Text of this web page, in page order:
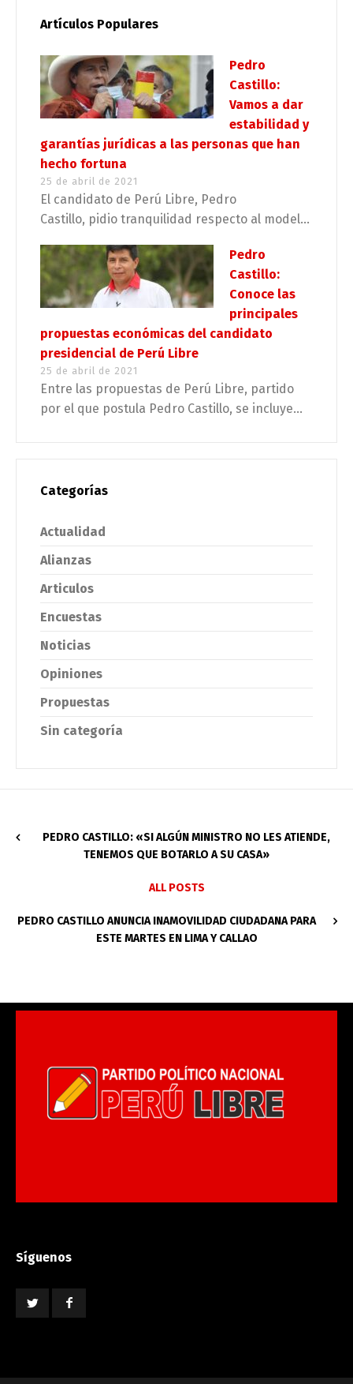
Artículos Populares
Pedro
Castillo:
Vamos a dar
estabilidad y
garantías jurídicas a las personas que han
hecho fortuna
25 de abril de 2021
El candidato de Perú Libre, Pedro
Castillo, pidio tranquilidad respecto al model...
Pedro
Castillo:
Conoce las
principales
propuestas económicas del candidato
presidencial de Perú Libre
25 de abril de 2021
Entre las propuestas de Perú Libre, partido
por el que postula Pedro Castillo, se incluye...
Categorías
Actualidad
Alianzas
Articulos
Encuestas
Noticias
Opiniones
Propuestas
Sin categoría
PEDRO CASTILLO: «SI ALGÚN MINISTRO NO LES ATIENDE,
TENEMOS QUE BOTARLO A SU CASA»
ALL POSTS
PEDRO CASTILLO ANUNCIA INAMOVILIDAD CIUDADANA PARA
ESTE MARTES EN LIMA Y CALLAO
Síguenos